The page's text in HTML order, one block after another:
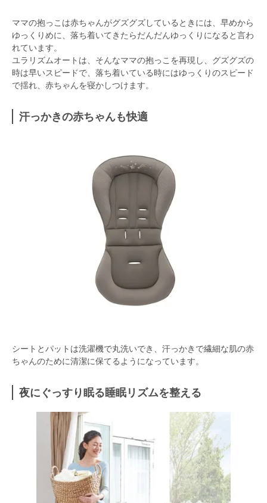
ママの抱っこは赤ちゃんがグズグズしているときには、早めから
ゆっくりめに、落ち着いてきたらだんだんゆっくりになると言わ
れています。
ユラリズムオートは、そんなママの抱っこを再現し、グズグズの
時は早いスピードで、落ち着いている時にはゆっくりのスピード
で揺れ、赤ちゃんを寝かしつけます。
汗っかきの赤ちゃんも快適
シートとパットは洗濯機で丸洗いでき、汗っかきで繊細な肌の赤
ちゃんのために清潔に保てるようになっています。
夜にぐっすり眠る睡眠リズムを整える